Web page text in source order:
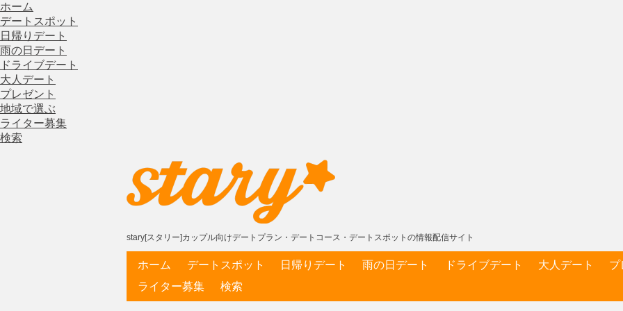
ホーム
デートスポット
日帰りデート
雨の日デート
ドライブデート
大人デート
プレゼント
地域で選ぶ
ライター募集
検索
stary[スタリー]カップル向けデートプラン・デートコース・デートスポットの情報配信サイト
ホーム デートスポット 日帰りデート 雨の日デート ドライブデート 大人デート プ
ライター募集
検索